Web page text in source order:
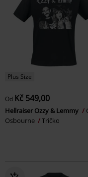
Plus Size
Od Kč 549,00
Hellraiser Ozzy & Lemmy
Osbourne
Tričko